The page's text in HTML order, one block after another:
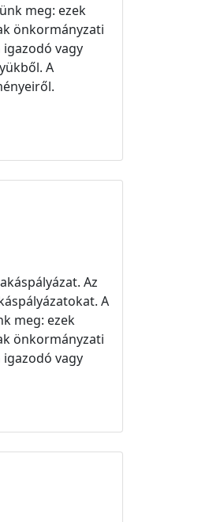
meg: ezek
önkormányzati
vagy
A
Az
A
meg: ezek
önkormányzati
vagy